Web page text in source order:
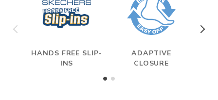
HANDS FREE SLIP-
INS
ADAPTIVE
CLOSURE